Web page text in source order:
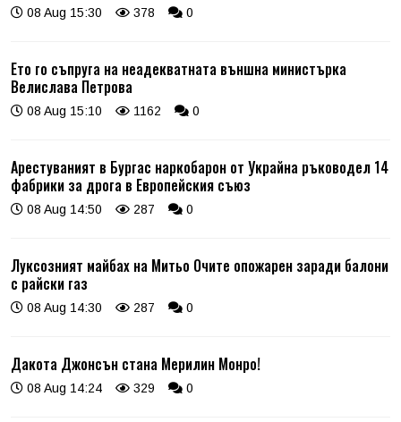
08 Aug 15:30 378 0
Ето го съпруга на неадекватната външна министърка
Велислава Петрова
08 Aug 15:10 1162 0
Арестуваният в Бургас наркобарон от Украйна ръководел 14
фабрики за дрога в Европейския съюз
08 Aug 14:50 287 0
Луксозният майбах на Митьо Очите опожарен заради балони
с райски газ
08 Aug 14:30 287 0
Дакота Джонсън стана Мерилин Монро!
08 Aug 14:24 329 0